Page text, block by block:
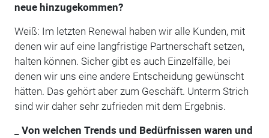
neue hinzugekommen?
Weiß: Im letzten Renewal haben wir alle Kunden, mit
denen wir auf eine langfristige Partnerschaft setzen,
halten können. Sicher gibt es auch Einzelfälle, bei
denen wir uns eine andere Entscheidung gewünscht
hätten. Das gehört aber zum Geschäft. Unterm Strich
sind wir daher sehr zufrieden mit dem Ergebnis.
_ Von welchen Trends und Bedürfnissen waren und